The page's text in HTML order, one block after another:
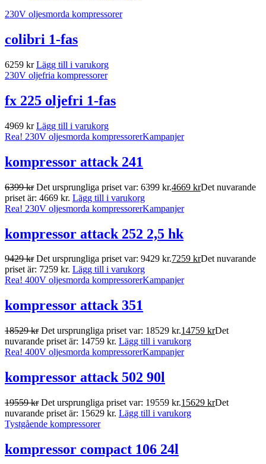
230V oljesmorda kompressorer
colibri 1-fas
6259 kr Lägg till i varukorg
230V oljefria kompressorer
fx 225 oljefri 1-fas
4969 kr Lägg till i varukorg
Rea! 230V oljesmorda kompressorerKampanjer
kompressor attack 241
6399kr Det ursprungliga priset var: 6399 kr.4669 krDet nuvarande
priset är: 4669 kr. Lägg till i varukorg
Rea! 230V oljesmorda kompressorerKampanjer
kompressor attack 252 2,5 hk
9429kr Det ursprungliga priset var: 9429 kr.7259 krDet nuvarande
priset är: 7259 kr. Lägg till i varukorg
Rea! 400V oljesmorda kompressorerKampanjer
kompressor attack 351
18529kr Det ursprungliga priset var: 18529 kr.14759 krDet
nuvarande priset är: 14759 kr. Lägg till i varukorg
Rea! 400V oljesmorda kompressorerKampanjer
kompressor attack 502 90l
19559kr Det ursprungliga priset var: 19559 kr.15629 krDet
nuvarande priset är: 15629 kr. Lägg till i varukorg
Tystgående kompressorer
kompressor compact 106 24l